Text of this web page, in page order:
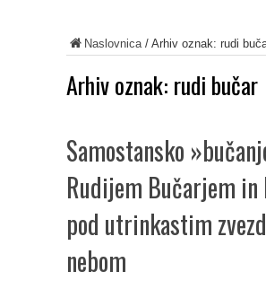
Naslovnica/ Arhiv oznak: rudi
Arhiv oznak: rudi bučar
Samostansko
Rudijem Bučarjem in
pod utrinkastim
nebom